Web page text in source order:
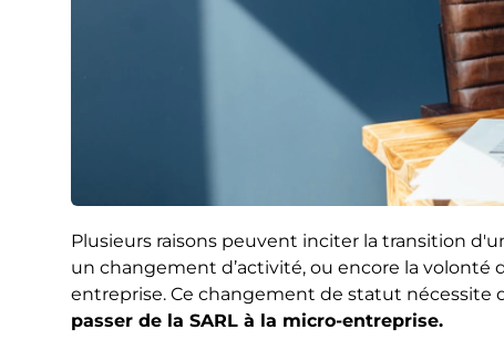
Plusieurs raisons peuvent inciter la transition
un changement d’activité, ou encore la
entreprise. Ce changement de statut nécessite
passer de la SARL à la micro-entreprise.